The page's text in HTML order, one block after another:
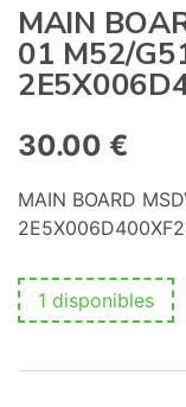
MAIN
01 M52/
30.00 €
MAIN BOARD
1 disponibles